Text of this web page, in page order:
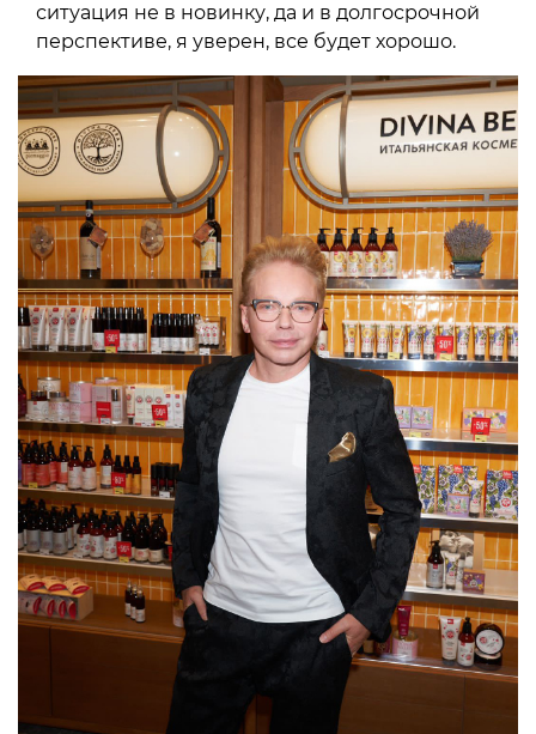
ситуация не в новинку, да и в долгосрочной
перспективе, я уверен, все будет хорошо.